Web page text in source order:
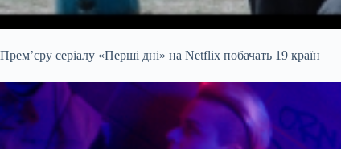
Прем’єру серіалу «Перші дні» на Netflix побачать 19 країн